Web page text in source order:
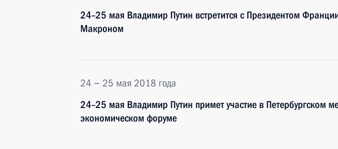
24–25 мая Владимир Путин встретится с Президентом
Макроном
24 − 25 мая 2018 года
24–25 мая Владимир Путин примет участие в Петербургском
экономическом форуме